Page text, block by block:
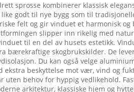
sprosse kombinerer klassisk
godt til nye bygg som til
felt og gir vinduet et harmonisk
slipper inn rikelig med
til en del av husets estetikk.
bærekraftige skogbrukskilder. De
Du kan også velge
beskyttelse mot vær, vind og
uten behov for hyppig vedlikehold.
arkitektur, klassiske hjem og